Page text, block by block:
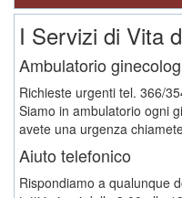
I Servizi di Vita
Ambulatorio
Richieste urgenti tel. 366/
Siamo in ambulatorio ogni
avete una urgenza
Aiuto telefonico
Rispondiamo a qualunque